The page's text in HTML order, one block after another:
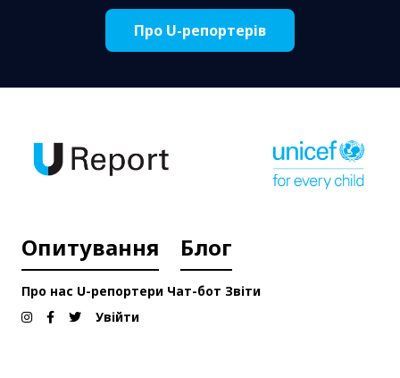
Про U-репортерів
Опитування Блог
Про нас U-репортери Чат-бот Звіти
Увійти